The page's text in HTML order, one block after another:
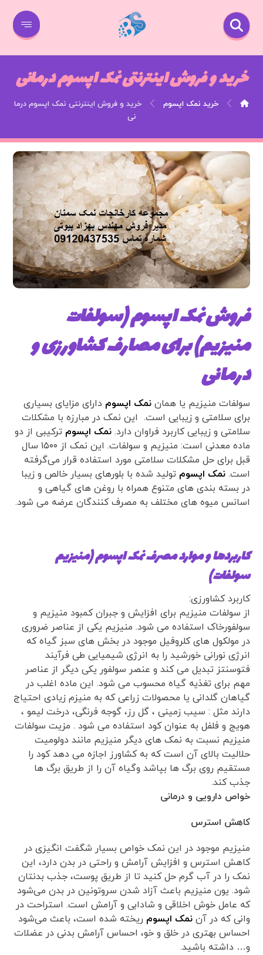
خرید و فروش اینترنتی نمک اپسوم درمانی
خرید نمک اپسوم
خرید و فروش اینترنتی نمک اپسوم درما
نی
فروش نمک اپسوم (سولفات
منیزیم) برای مصارف کشاورزی و
درمانی
سولفات منیزیم یا هماننمک اپسوم دارای مزایای بسیاری
برای سلامتی و زیبایی است. این نمک در مبارزه با مشکلات
سلامتی و زیبایی کاربرد فراوان دارد.نمک اپسوم ترکیبی از دو
ماده معدنی است: منیزیم و سولفات. این نمک از ۱۵۰۰ سال
قبل برای حل مشکلات سلامتی مورد استفاده قرار می‌گرفته
است.نمک اپسوم تولید شده با بلورهای بسیار خالص و زیبا
در بسته بندی های متنوع همراه با روغن های گیاهی و
اسانس میوه های مختلف به مصرف کنندگان عرضه می شود.
کاربردها و موارد مصرف نمک اپسوم (منیزیم
سولفات)
کاربرد کشاورزی:
از سولفات منیزیم برای افزایش و جبران کمبود منیزیم و
سولفورخاک استفاده می شود. منیزیم یکی از عناصر ضروری
در مولکول های کلروفیل موجود در بخش های سبز گیاه که
انرژی نورانی خورشید را به انرژی شیمیایی طی فرآیند
فتوسنتز تبدیل می کند و عنصر سولفور یکی دیگر از عناصر
مهم برای تغذیه گیاه محسوب می شود. این ماده اغلب در
گیاهان گلدانی یا محصولات زراعی که به منیزم زیادی احتیاج
دارند مثل : سیب زمینی ، گل رز، گوجه فرنگی، درخت لیمو ،
هویج و فلفل به عنوان کود استفاده می شود . مزیت سولفات
منیزیم نسبت به نمک های دیگر منیزیم مانند دولومیت
حلالیت بالای آن است که به کشاورز اجازه می دهد کود را
مستقیم روی برگ ها بپاشد وگیاه آن را از طریق برگ ها
جذب کند.
خواص دارویی و درمانی
کاهش استرس
منیزیم موجود در این نمک خواص بسیار شگفت انگیزی در
کاهش استرس و افزایش آرامش و راحتی در بدن دارد، این
نمک را در آب گرم حل کنید تا از طریق پوست، جذب بدنتان
شود. یون منیزیم باعث آزاد شدن سروتونین در بدن می‌شود
که عامل خوش اخلاقی و شادابی و آرامش است. استراحت در
وانی که در آننمک اپسوم ریخته شده است، باعث می‌شود
احساس بهتری در خلق و خو، احساس آرامش بدنی در عضلات
و… داشته باشید.